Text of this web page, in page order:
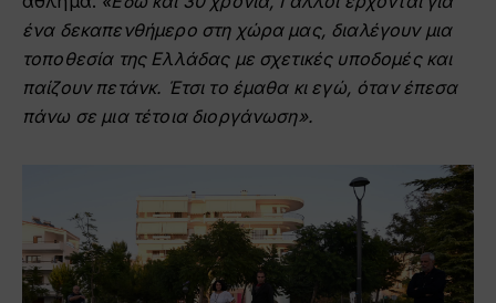
ένα δεκαπενθήμερο στη χώρα μας, διαλέγουν μια
τοποθεσία της Ελλάδας με σχετικές υποδομές και
παίζουν πετάνκ. Έτσι το έμαθα κι εγώ, όταν έπεσα
πάνω σε μια τέτοια διοργάνωση».